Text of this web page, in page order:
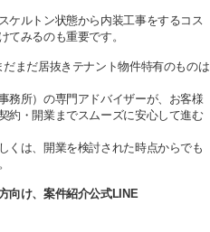
ケルトン状態から内装工事をするコス
てみるのも重要です。
まだ居抜きテナント物件特有のものは
務所）の専門アドバイザーが、お客様
約・開業までスムーズに安心して進む
くは、開業を検討された時点からでも
向け、案件紹介公式LINE